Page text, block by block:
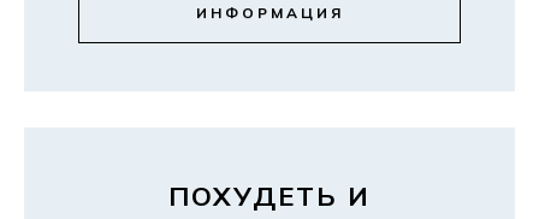
ИНФОРМАЦИЯ
ПОХУДЕТЬ И